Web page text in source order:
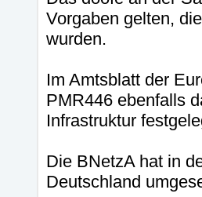
Vorgaben gelten,
wurden.
Im Amtsblatt der
PMR446 ebenfalls
Infrastruktur
Die BNetzA hat in
Deutschland